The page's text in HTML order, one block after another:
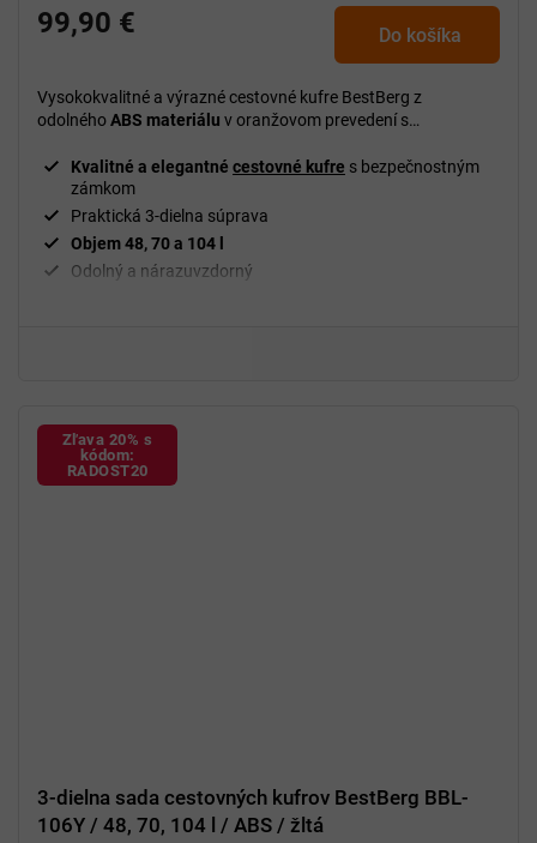
99,90 € Do košíka
Vysokokvalitné a výrazné cestovné kufre BestBerg z
odolnéhoABS materiálu v oranžovom prevedení s
objemom48, 70 a 104 lideálna nakrátke aj dlhé cesty.
Kvalitné a elegantné cestovné kufre s bezpečnostným
zámkom
Praktická 3-dielna súprava
Objem 48, 70 a 104 l
Odolný a nárazuvzdorný
Zľava 20% s
kódom:
RADOST20
3-dielna sada cestovných kufrov BestBerg BBL-
106Y / 48, 70, 104 l / ABS / žltá